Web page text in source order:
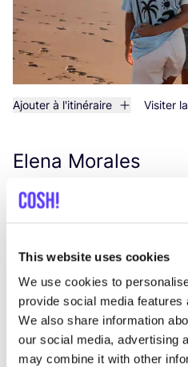
This website uses cookies
We use cookies to
provide social media
We also share information
our social media, advertising
may combine it with other
Ajouter à l'itinéraire Visiter
Elena Morales
Sport